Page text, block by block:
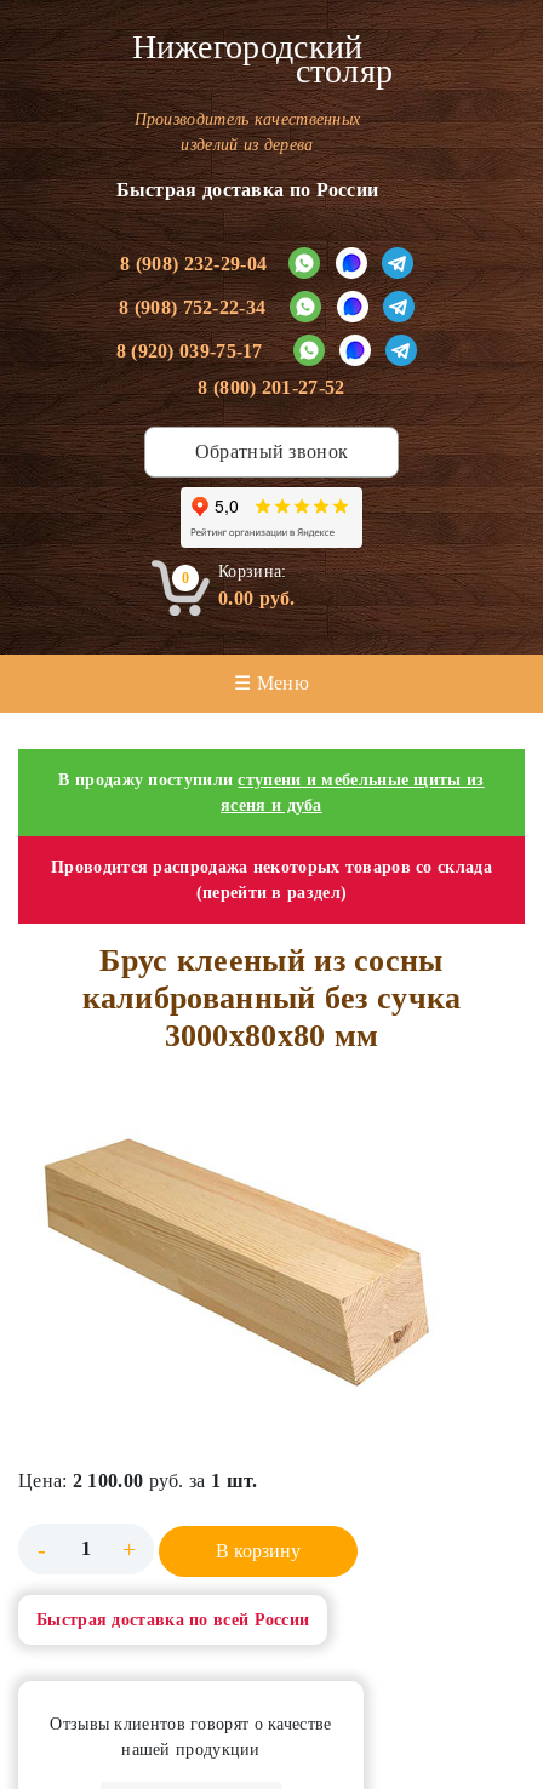
Нижегородский
столяр
Производитель качественных
изделий из дерева
Быстрая доставка по России
8 (908) 232-29-04
8 (908) 752-22-34
8 (920) 039-75-17
8 (800) 201-27-52
Обратный звонок
0 Корзина:
0.00руб.
☰ Меню
В продажу поступилиступени и мебельные щиты из
ясеня и дуба
Проводится распродажа некоторых товаров со склада
(перейти в раздел)
Брус клееный из сосны
калиброванный без сучка
3000х80х80 мм
Цена: 2 100.00 руб. за 1 шт.
- + В корзину
Быстрая доставка по всей России
Отзывы клиентов говорят о качестве
нашей продукции